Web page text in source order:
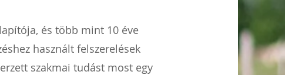
és több mint 10 éve
használt felszerelések
szakmai tudást most egy